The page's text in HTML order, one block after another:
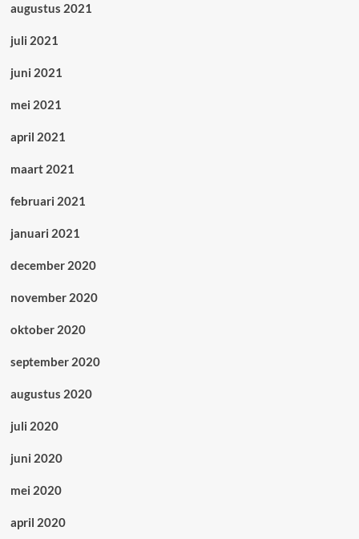
augustus 2021
juli 2021
juni 2021
mei 2021
april 2021
maart 2021
februari 2021
januari 2021
december 2020
november 2020
oktober 2020
september 2020
augustus 2020
juli 2020
juni 2020
mei 2020
april 2020